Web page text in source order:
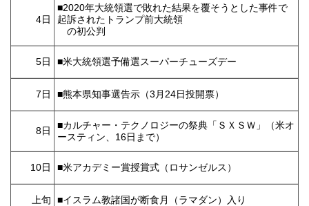
4日
■2020年大統領選で敗れた結果を覆そうとした事件で
起訴されたトランプ前大統領
の初公判
5日 ■米大統領選予備選スーパーチューズデー
7日 ■熊本県知事選告示（3月24日投開票）
8日
■カルチャー・テクノロジーの祭典「ＳＸＳＷ」（米オ
ースティン、16日まで）
10日 ■米アカデミー賞授賞式（ロサンゼルス）
上旬 ■イスラム教諸国が断食月（ラマダン）入り